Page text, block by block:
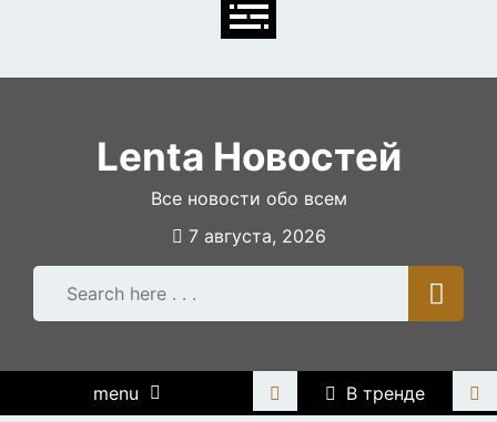
Lenta Новостей
Все новости обо всем
7 августа, 2026
menu В тренде